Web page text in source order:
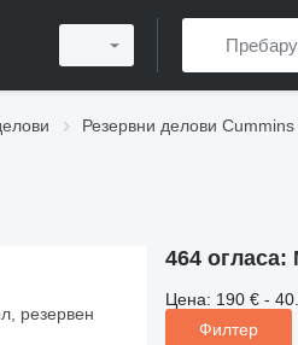
Резервни делови Cummins
резервен
464 огласа:
Цена: 190 € -
Филтер